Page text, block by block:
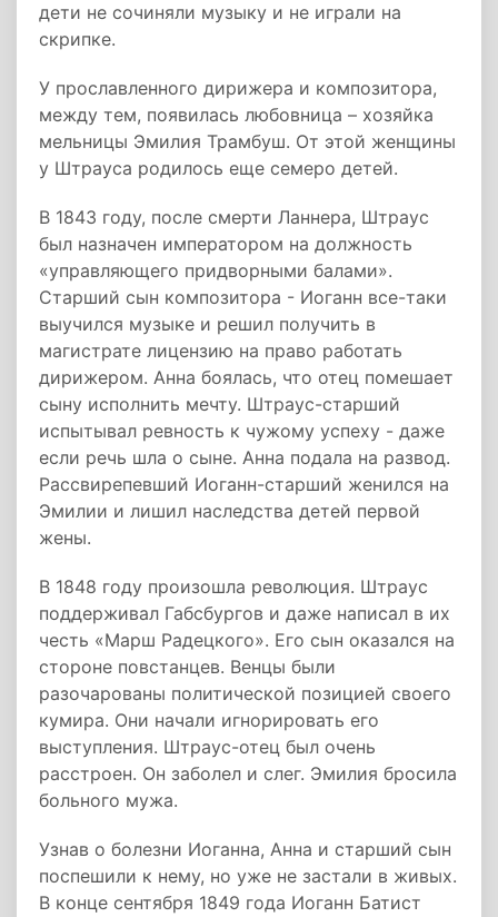
дети не сочиняли музыку и не играли на
скрипке.
У прославленного дирижера и композитора,
между тем, появилась любовница – хозяйка
мельницы Эмилия Трамбуш. От этой женщины
у Штрауса родилось еще семеро детей.
В 1843 году, после смерти Ланнера, Штраус
был назначен императором на должность
«управляющего придворными балами».
Старший сын композитора - Иоганн все-таки
выучился музыке и решил получить в
магистрате лицензию на право работать
дирижером. Анна боялась, что отец помешает
сыну исполнить мечту. Штраус-старший
испытывал ревность к чужому успеху - даже
если речь шла о сыне. Анна подала на развод.
Рассвирепевший Иоганн-старший женился на
Эмилии и лишил наследства детей первой
жены.
В 1848 году произошла революция. Штраус
поддерживал Габсбургов и даже написал в их
честь «Марш Радецкого». Его сын оказался на
стороне повстанцев. Венцы были
разочарованы политической позицией своего
кумира. Они начали игнорировать его
выступления. Штраус-отец был очень
расстроен. Он заболел и слег. Эмилия бросила
больного мужа.
Узнав о болезни Иоганна, Анна и старший сын
поспешили к нему, но уже не застали в живых.
В конце сентября 1849 года Иоганн Батист